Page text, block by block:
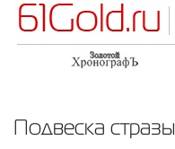
Подвеска стразы